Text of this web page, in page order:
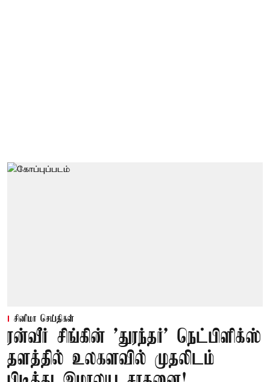
சினிமா செய்திகள்
ரன்வீர் சிங்கின் 'துரந்தர்' நெட்பிளிக்ஸ்
தளத்தில் உலகளவில் முதலிடம்